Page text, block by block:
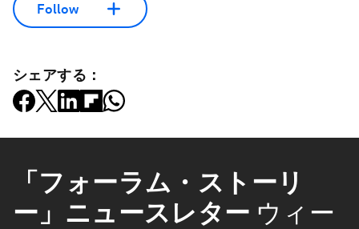
Follow
シェアする：
「フォーラム・ストーリ
ー」ニュースレター ウィー